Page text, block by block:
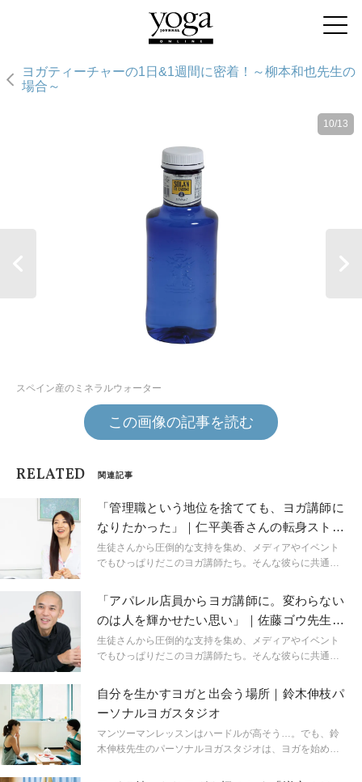
ヨガティーチャーの1日&1週間に密着！～柳本和也先生の
場合～
10/13
スペイン産のミネラルウォーター
この画像の記事を読む
RELATED 関連記事
「管理職という地位を捨てても、ヨガ講師に
なりたかった」｜仁平美香さんの転身ストー
リー
生徒さんから圧倒的な支持を集め、メディアやイベント
でもひっぱりだこのヨガ講師たち。そんな彼らに共通し
んでいるということ。彼らの転身までの背景を知ること
は、「どうしてヨガ講師として成功できたのか」に結び
ついているに違いない、そんな思いからスタートした企
画。異業種からヨガ講師へ転身した彼らの、決意、行
動、思いから、「本当に良いティーチャーとは」という
「アパレル店員からヨガ講師に。変わらない
のは人を輝かせたい思い」｜佐藤ゴウ先生の
転身ストーリー
生徒さんから圧倒的な支持を集め、メディアやイベント
でもひっぱりだこのヨガ講師たち。そんな彼らに共通し
んでいるということ。彼らの転身までの背景を知ること
は、「どうしてヨガ講師として成功できたのか」に結び
ついているに違いない、そんな思いからスタートした企
画。異業種からヨガ講師へ転身した彼らの、決意、行
動、思いから、「本当に良いティーチャーとは」という
自分を生かすヨガと出会う場所｜鈴木伸枝パ
ーソナルヨガスタジオ
マンツーマンレッスンはハードルが高そう…。でも、鈴
木伸枝先生のパーソナルヨガスタジオは、ヨガを始める
れてほしい場所。清々しい空間でヨガと体への思いを伺